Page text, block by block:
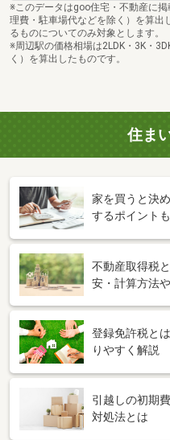
※このデータはgoo住宅・不動産に
理費・駐車場代などを除く）を算出
るものについてのみ対象とします。
※周辺駅の価格相場は2LDK・3K・
く）を算出したものです。
住ま
家を買うと決
するポイント
不動産取得税
安・計算方法
登録免許税と
りやすく解説
引越しの初期
対処法とは